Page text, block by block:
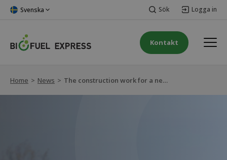
Svenska Sök Logga in
Kontakt
Home > News > The construction work for a new station is in full process in Malmö